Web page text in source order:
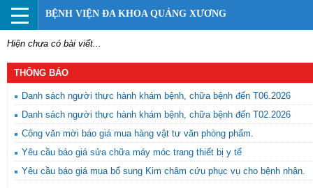
BỆNH VIỆN ĐA KHOA QUẢNG XƯƠNG
Hiện chưa có bài viết...
THÔNG BÁO
Danh sách người thực hành khám bệnh, chữa bệnh đến T06.2026
Danh sách người thực hành khám bệnh, chữa bệnh đến T02.2026
Công văn mời báo giá mua hàng vật tư văn phòng phẩm.
Yêu cầu báo giá sửa chữa máy móc trang thiết bị y tế
Yêu cầu báo giá mua bổ sung Kim châm cứu phục vụ cho bệnh nhân.